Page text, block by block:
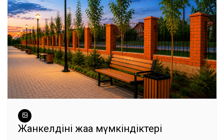
Жанкелдінің жаңа мүмкіндіктері